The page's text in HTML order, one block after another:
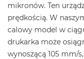
mikronów. Ten
prędkością. W
calowy model w
drukarka może
wynoszącą 105 mm/